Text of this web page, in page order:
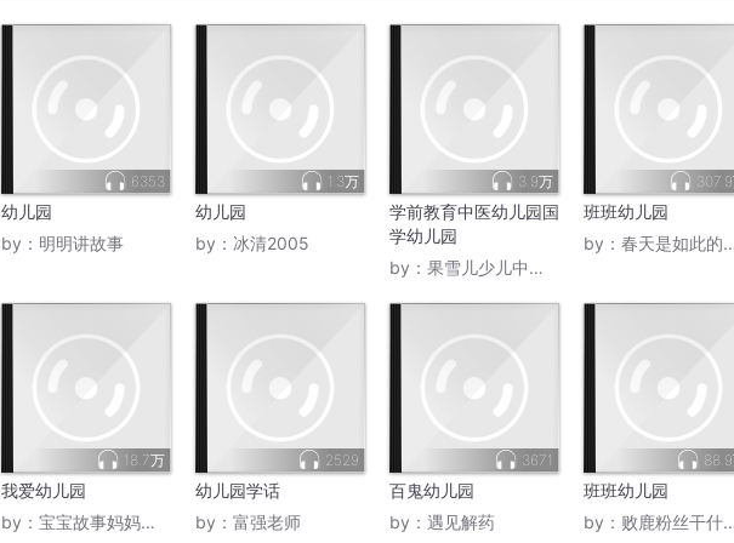
6353
幼儿园
by： 明明讲故事
1.3万
幼儿园
by： 冰清2005
3.9万
学前教育中医幼儿园国
学幼儿园
by： 果雪儿少儿中医启蒙
班班幼儿园
by： 春天是如此的美丽
18.7万
我爱幼儿园
by： 宝宝故事妈妈来陪读
2529
幼儿园学话
by： 富强老师
3671
百鬼幼儿园
by： 遇见解药
班班幼儿园
by： 败鹿粉丝干什么吃的